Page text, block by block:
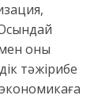
оны
тәжірибе